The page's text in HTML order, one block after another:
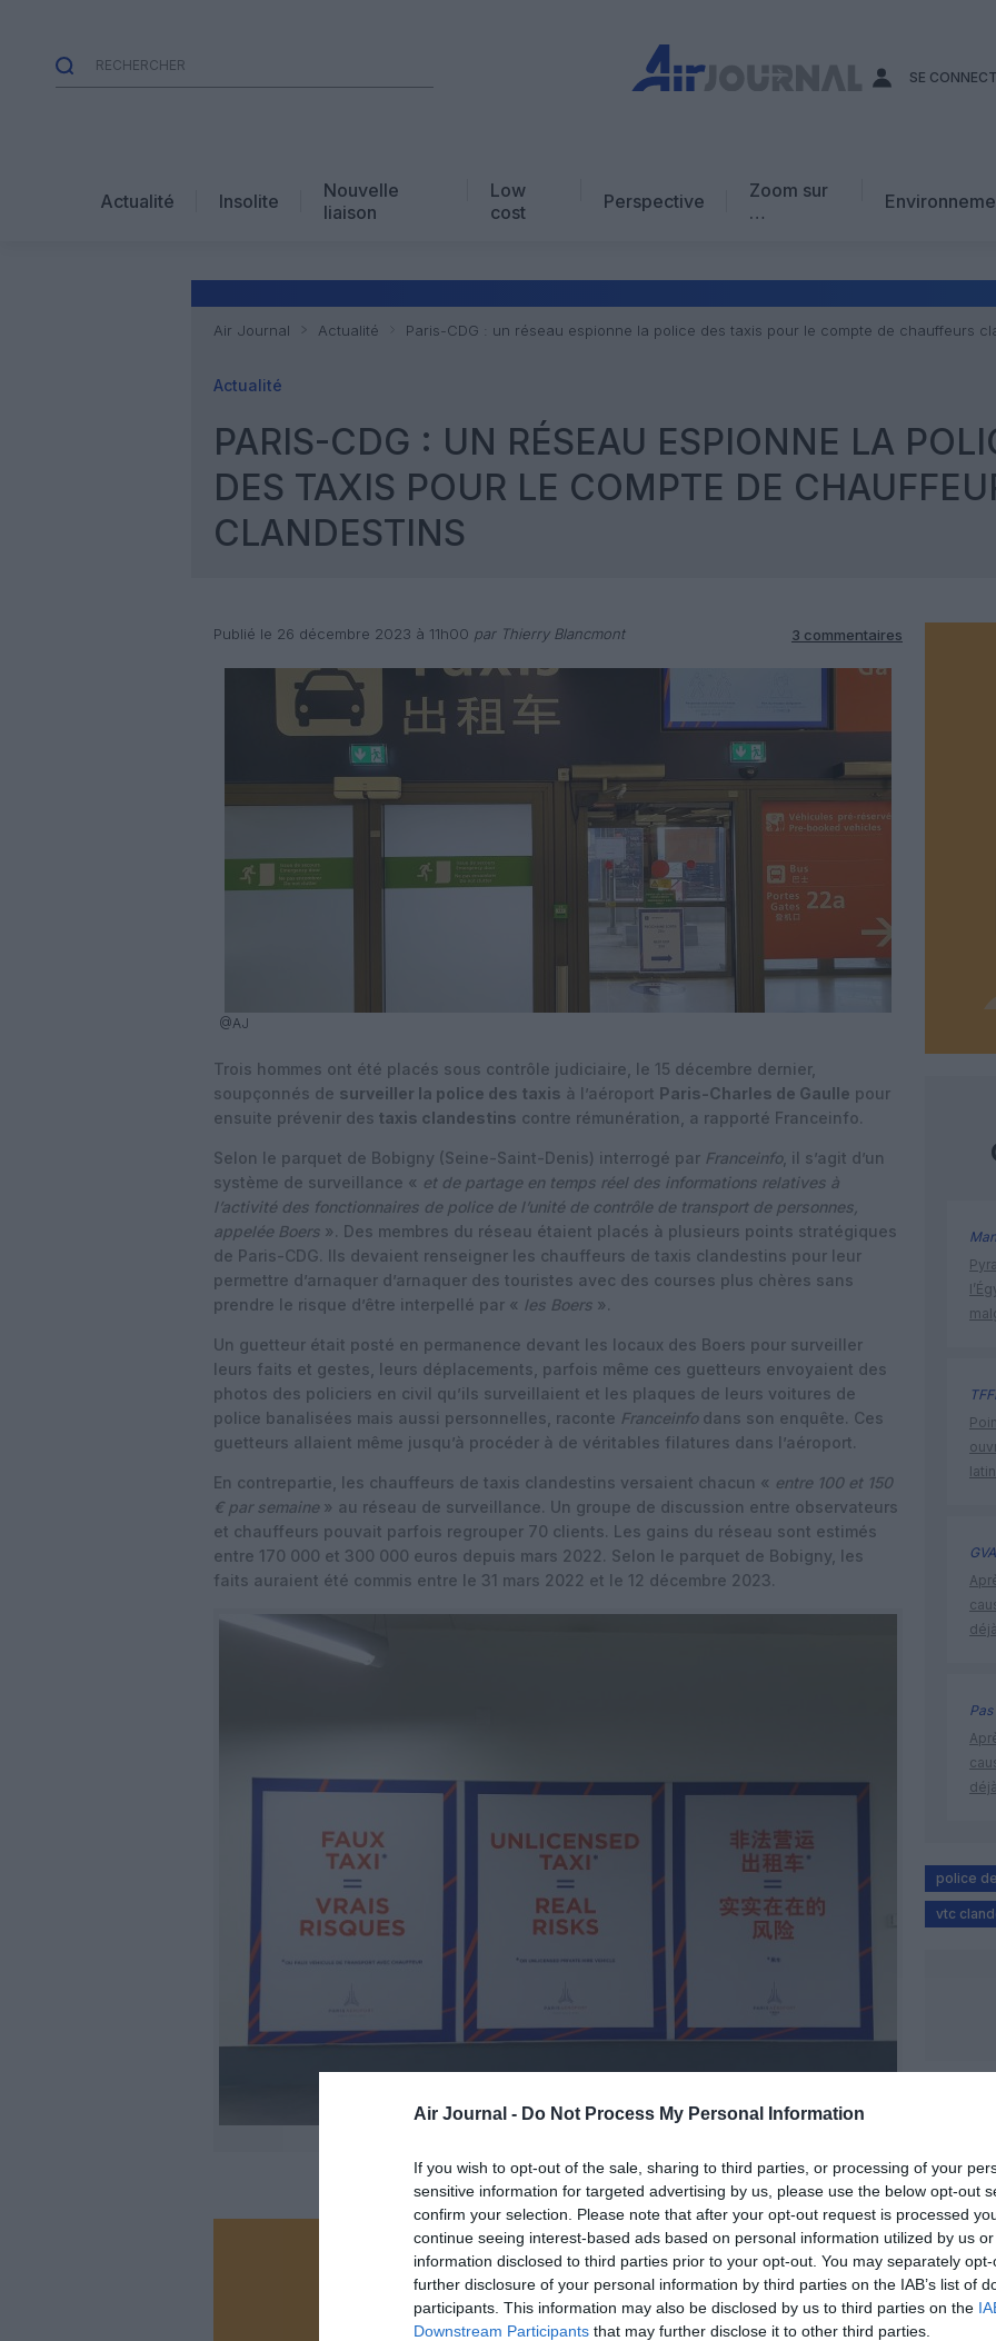
Air Journal - Do Not Process My Personal Information
If you wish to opt-out of the sale, sharing to third parties, or processing of your
sensitive information for targeted advertising by us, please use the below opt-out
confirm your selection. Please note that after your opt-out request is processed
continue seeing interest-based ads based on personal information utilized by us
information disclosed to third parties prior to your opt-out. You may separately
further disclosure of your personal information by third parties on the IAB’s list of
participants. This information may also be disclosed by us to third parties on the
Downstream Participants that may further disclose it to other third parties.
SE
Actualité Insolite
Nouvelle
liaison
Low
cost
Perspective
Zoom sur
…
Avis d’expert
Air Journal Actualité Paris-CDG : un réseau espionne la police des taxis pour le compte de chauffeurs
Actualité
PARIS-CDG : UN RÉSEAU ESPIONNE LA
DES TAXIS POUR LE COMPTE DE
CLANDESTINS
Publié le 26 décembre 2023 à 11h00 par Thierry Blancmont 3 commentaires
@AJ
Trois hommes ont été placés sous contrôle judiciaire, le 15 décembre dernier,
soupçonnés de surveiller la police des taxis à l’aéroport Paris-Charles de Gaulle pour
ensuite prévenir des taxis clandestins contre rémunération, a rapporté Franceinfo.
Selon le parquet de Bobigny (Seine-Saint-Denis) interrogé par Franceinfo, il s’agit d’un
système de surveillance « et de partage en temps réel des informations relatives à
l’activité des fonctionnaires de police de l’unité de contrôle de transport de personnes,
appelée Boers ». Des membres du réseau étaient placés à plusieurs points stratégiques
de Paris-CDG. Ils devaient renseigner les chauffeurs de taxis clandestins pour leur
permettre d’arnaquer d’arnaquer des touristes avec des courses plus chères sans
prendre le risque d’être interpellé par « les Boers ».
Un guetteur était posté en permanence devant les locaux des Boers pour surveiller
leurs faits et gestes, leurs déplacements, parfois même ces guetteurs envoyaient des
photos des policiers en civil qu’ils surveillaient et les plaques de leurs voitures de
police banalisées mais aussi personnelles, raconte Franceinfodans son enquête. Ces
guetteurs allaient même jusqu’à procéder à de véritables filatures dans l’aéroport.
En contrepartie, les chauffeurs de taxis clandestins versaient chacun « entre 100 et 150
€ par semaine » au réseau de surveillance. Un groupe de discussion entre observateurs
et chauffeurs pouvait parfois regrouper 70 clients. Les gains du réseau sont estimés
entre 170 000 et 300 000 euros depuis mars 2022. Selon le parquet de Bobigny, les
faits auraient été commis entre le 31 mars 2022 et le 12 décembre 2023.
Vous avez apprécié l’article ?
Soutenez-nous, faites un don !
police
vtc